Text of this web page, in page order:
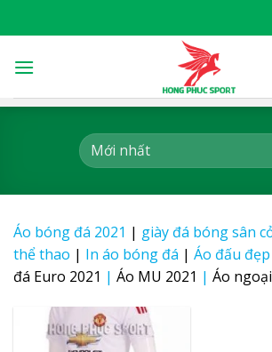
to
Áo bóng đá 2021 | giày đá bóng sân
thể thao | In áo bóng đá | Áo đấu đẹp
đá Euro 2021 | Áo MU 2021 | Áo